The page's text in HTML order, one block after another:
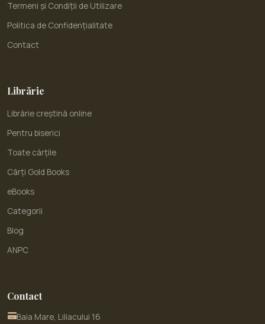
Termeni și Condiții de Utilizare
Politica de Confidențialitate
Contact
Librărie
Librărie creștină online
Pentru biserici
Toate cărțile
Cărți Gold Books
eBooks
Categorii
Blog
ANPC
Contact
Baia Mare, Liliacului 16